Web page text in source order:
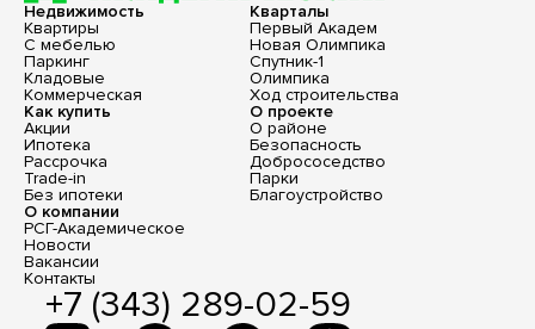
Недвижимость
Квартиры
С мебелью
Паркинг
Кладовые
Коммерческая
Кварталы
Первый Академ
Новая Олимпика
Спутник-1
Олимпика
Ход строительства
Как купить
Акции
Ипотека
Рассрочка
Trade-in
Без ипотеки
О проекте
О районе
Безопасность
Добрососедство
Парки
Благоустройство
О компании
РСГ-Академическое
Новости
Вакансии
Контакты
+7 (343) 289-02-59